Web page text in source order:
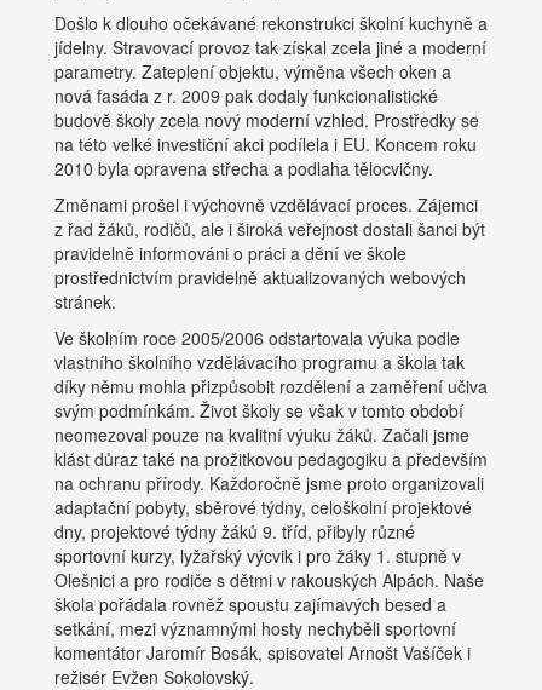
Došlo k dlouho očekávané rekonstrukci školní kuchyně a
jídelny. Stravovací provoz tak získal zcela jiné a moderní
parametry. Zateplení objektu, výměna všech oken a
nová fasáda z r. 2009 pak dodaly funkcionalistické
budově školy zcela nový moderní vzhled. Prostředky se
na této velké investiční akci podílela i EU. Koncem roku
2010 byla opravena střecha a podlaha tělocvičny.
Změnami prošel i výchovně vzdělávací proces. Zájemci
z řad žáků, rodičů, ale i široká veřejnost dostali šanci být
pravidelně informováni o práci a dění ve škole
prostřednictvím pravidelně aktualizovaných webových
stránek.
Ve školním roce 2005/2006 odstartovala výuka podle
vlastního školního vzdělávacího programu a škola tak
díky němu mohla přizpůsobit rozdělení a zaměření učiva
svým podmínkám. Život školy se však v tomto období
neomezoval pouze na kvalitní výuku žáků. Začali jsme
klást důraz také na prožitkovou pedagogiku a především
na ochranu přírody. Každoročně jsme proto organizovali
adaptační pobyty, sběrové týdny, celoškolní projektové
dny, projektové týdny žáků 9. tříd, přibyly různé
sportovní kurzy, lyžařský výcvik i pro žáky 1. stupně v
Olešnici a pro rodiče s dětmi v rakouských Alpách. Naše
škola pořádala rovněž spoustu zajímavých besed a
setkání, mezi významnými hosty nechyběli sportovní
komentátor Jaromír Bosák, spisovatel Arnošt Vašíček i
režisér Evžen Sokolovský.